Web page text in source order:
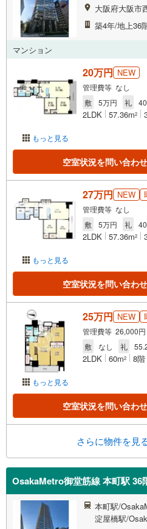
大阪府大阪市
築4年/地上36
マンション
もっと見る
20万円 NEW
管理費等 なし
敷
5万円 礼
2LDK 57.36m2
空室状況を問い合わ
もっと見る
27万円 NEW
管理費等 なし
敷
5万円 礼
2LDK 57.36m2
空室状況を問い合わ
もっと見る
25万円 NEW
管理費等 26,000円
敷
なし 礼
2LDK 60m2 8階
空室状況を問い合わ
さらに物件を見
OsakaMetro御堂筋線 本町駅 36
本町駅/
淀屋橋駅/